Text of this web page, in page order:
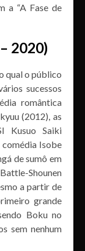
a “A Fase de
2020)
qual o público
sucessos
romântica
(2012), as
Kusuo Saiki
comédia Isobe
de sumô em
Shounen
a partir de
grande
Boku no
sem nenhum